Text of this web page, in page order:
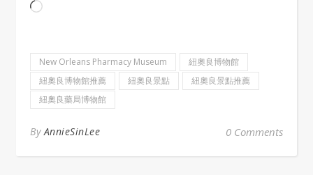
Loading…
New Orleans Pharmacy Museum
紐奧良博物館
紐奧良博物館推薦
紐奧良景點
紐奧良景點推薦
紐奧良藥局博物館
ByAnnieSinLee 0 Comments